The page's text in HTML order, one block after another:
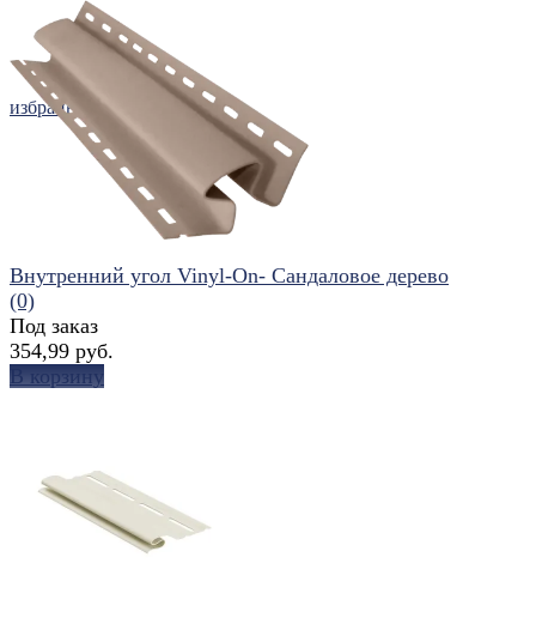
избранное сравнить
избранное сравнить
Внутренний угол Vinyl-On- Сандаловое дерево
(0)
Под заказ
354,99 руб.
В корзину